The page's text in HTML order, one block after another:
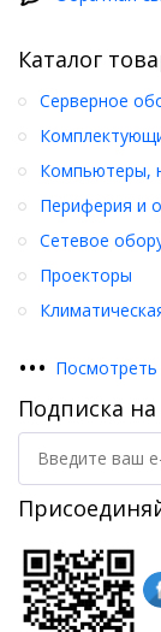
Каталог
Серверное
Компьютеры,
Периферия и
Сетевое
Проекторы
•••
Подписка